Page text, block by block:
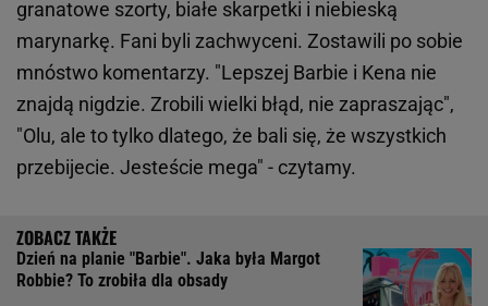
granatowe szorty, białe skarpetki i niebieską
marynarkę. Fani byli zachwyceni. Zostawili po sobie
mnóstwo komentarzy. "Lepszej Barbie i Kena nie
znajdą nigdzie. Zrobili wielki błąd, nie zapraszając",
"Olu, ale to tylko dlatego, że bali się, że wszystkich
przebijecie. Jesteście mega" - czytamy.
Dzień na planie "Barbie". Jaka była Margot
Robbie? To zrobiła dla obsady